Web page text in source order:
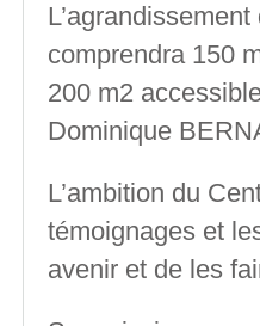
comprendra 150
200 m2
Dominique
L’ambition du
témoignages et
avenir et de les